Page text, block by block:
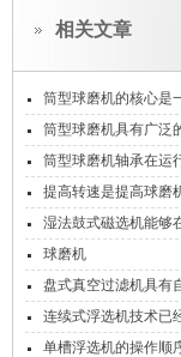
相关文章
筒型球磨机的核心是
回转筒体
筒型球磨机具有广泛
场需求
筒型球磨机轴承在运
现的问题及解决方法
提高转速是提高球磨
二法则
湿法鼓式磁选机能够
效地分离出铁磁性物质
球磨机
盘式真空过滤机具有
功能
连续式浮选机技术已
进展
单槽浮选机的操作顺